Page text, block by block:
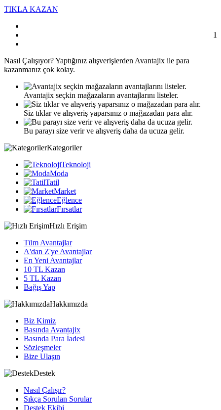
TIKLA KAZAN
1
Nasıl Çalışıyor?Yaptığınız alışverişlerden Avantajix ile para
kazanmanız çok kolay.
Avantajix seçkin mağazaların avantajlarını listeler.
Siz tıklar ve alışveriş yaparsınız o mağazadan para alır.
Bu parayı size verir ve alışveriş daha da ucuza gelir.
Kategoriler
Teknoloji
Moda
Tatil
Market
Eğlence
Fırsatlar
Hızlı Erişim
Tüm Avantajlar
A'dan Z'ye Avantajlar
En Yeni Avantajlar
10 TL Kazan
5 TL Kazan
Bağış Yap
Hakkımızda
Biz Kimiz
Basında Avantajix
Basında Para İadesi
Sözleşmeler
Bize Ulaşın
Destek
Nasıl Çalışır?
Sıkça Sorulan Sorular
Destek Ekibi